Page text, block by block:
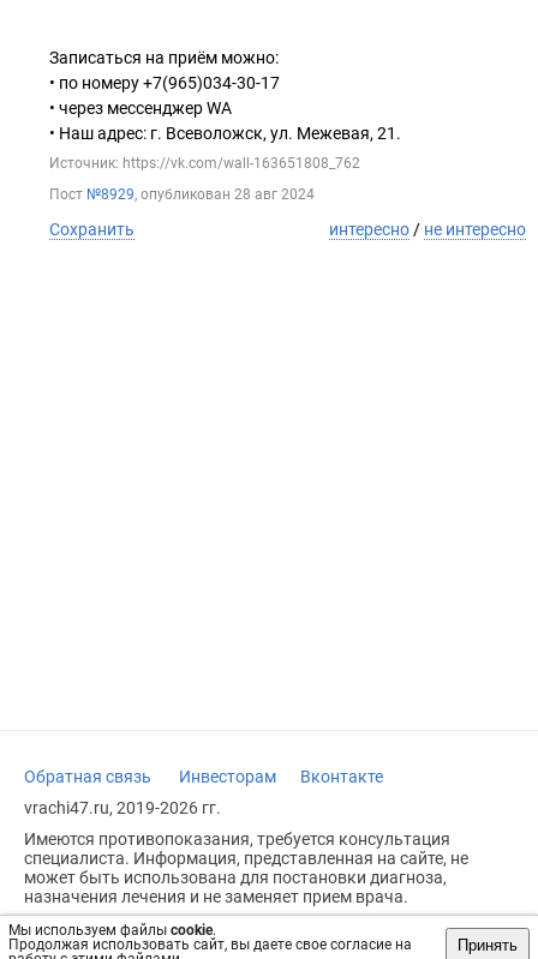
Мы используем файлы cookie.
Продолжая использовать сайт, вы даете свое согласие на
Принять
Записаться на приём можно:
• по номеру +7(965)034-30-17
• через мессенджер WA
• Наш адрес: г. Всеволожск, ул. Межевая, 21.
Источник: https://vk.com/wall-163651808_762
Пост №8929, опубликован 28 авг 2024
Сохранить интересно / не интересно
Обратная связь Инвесторам
Вконтакте
vrachi47.ru, 2019-2026 гг.
Имеются противопоказания, требуется консультация
специалиста. Информация, представленная на сайте, не
может быть использована для постановки диагноза,
назначения лечения и не заменяет прием врача.
Возрастное ограничение: 18+